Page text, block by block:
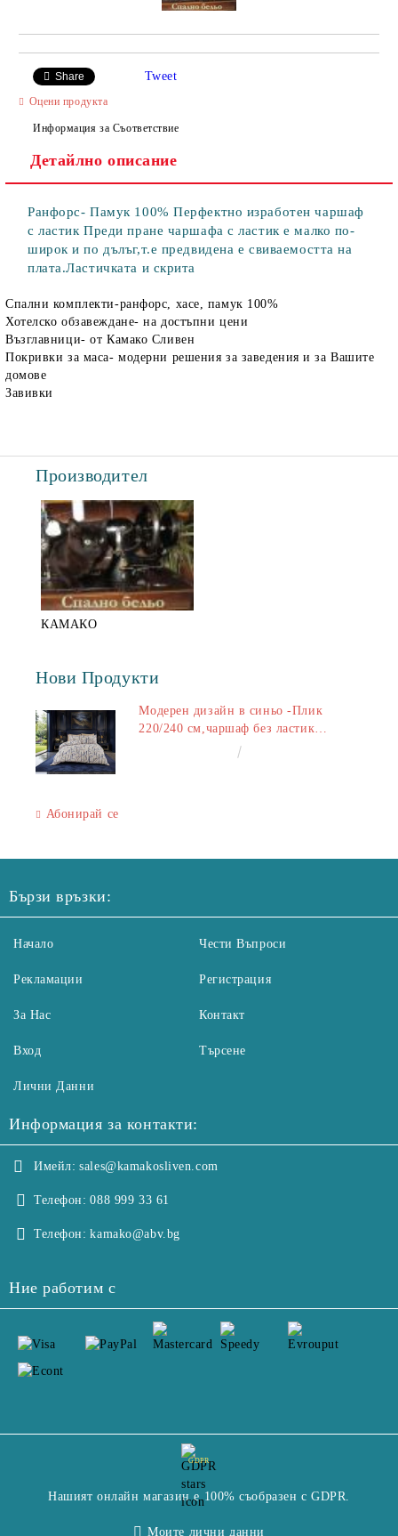
Share Tweet
Оцени продукта
Информация за Съответствие
Детайлно описание
Ранфорс- Памук 100% Перфектно изработен чаршаф
с ластик Преди пране чаршафа с ластик е малко по-
широк и по дълъг,т.е предвидена е свиваемостта на
плата.Ластичката и скрита
Спални комплекти-ранфорс, хасе, памук 100%
Хотелско обзавеждане- на достъпни цени
Възглавници- от Камако Сливен
Покривки за маса- модерни решения за заведения и за Вашите
домове
Завивки
Производител
КАМАКО
Нови Продукти
Модерен дизайн в синьо -Плик
220/240 см,чаршаф без ластик
240/260 см,калъфки 2+2
Абонирай се
Бързи връзки:
Начало
Рекламации
За Нас
Вход
Чести Въпроси
Регистрация
Контакт
Търсене
Лични Данни
Информация за контакти:
Имейл: sales@kamakosliven.com
Телефон: 088 999 33 61
Телефон: kamako@abv.bg
Ние работим с
GDPR
Нашият онлайн магазин е 100% съобразен с GDPR.
Моите лични данни